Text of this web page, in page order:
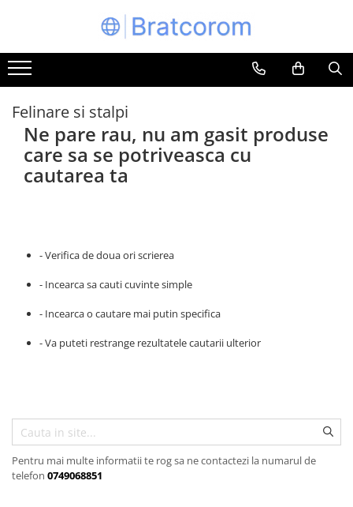
Toate Produsele
Articole animale
Adapatoare animale
Hrana pentru animale
Hrana pentru caini
Hrana pentru pisici
Casa
Articole ambalare
Electronice si electrocasnice
Incalzire si racire
Usi si porti
Felinare si stalpi
Ne pare rau, nu am gasit produse
care sa se potriveasca cu
cautarea ta
- Verifica de doua ori scrierea
- Incearca sa cauti cuvinte simple
- Incearca o cautare mai putin specifica
- Va puteti restrange rezultatele cautarii ulterior
Pentru mai multe informatii te rog sa ne contactezi la numarul de
telefon 0749068851